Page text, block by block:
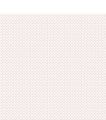
館にて
ロケ
ーズ
訪れた